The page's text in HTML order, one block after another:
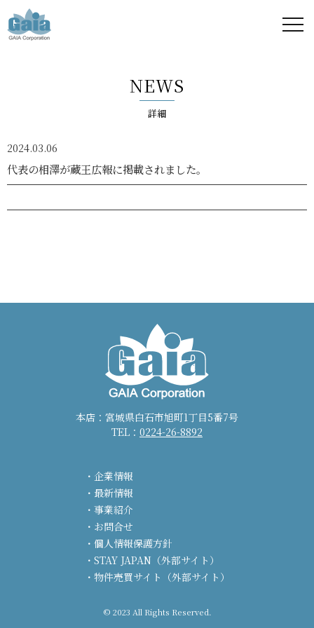
ア -
GAIA
Corporation
NEWS
詳細
2024.03.06
代表の相澤が蔵王広報に掲載されました。
本店：宮城県白石市旭町1丁目5番7号
TEL： 0224-26-8892
企業情報
最新情報
事業紹介
お問合せ
個人情報保護方針
STAY JAPAN（外部サイト）
物件売買サイト（外部サイト）
© 2023 All Rights Reserved.